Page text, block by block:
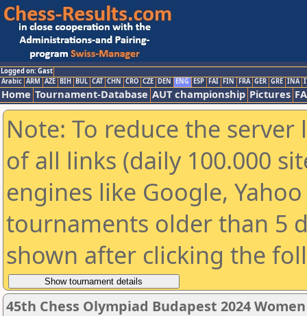
Logged on: Gast
Arabic ARM AZE BIH BUL CAT CHN CRO CZE DEN ENG ESP FAI FIN FRA GER GRE INA
Home Tournament-Database AUT championship Pictures
Note: To reduce the
of all links (daily 100.000
engines like Google,
tournaments older than 5
shown after clicking the
45th Chess Olympiad Budapest 2024 Women